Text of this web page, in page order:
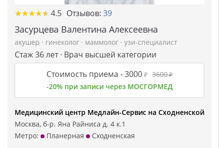
★★★★★
★★★★★ 4.5 Отзывов: 39
Засурцева Валентина Алексеевна
акушер · гинеколог · маммолог · узи-специалист
Стаж 36 лет · Врач высшей категории
Стоимость приема -3000 ₽ 3600₽
-20% при записи через МОСГОРМЕД
Медицинский центр Медлайн-Сервис на Сходненской
Москва, б-р. Яна Райниса д. 4 к.1
Метро:
Планерная Сходненская